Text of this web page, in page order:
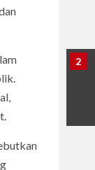
2